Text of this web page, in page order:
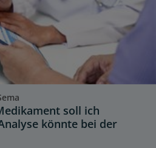
soll ich
könnte bei der